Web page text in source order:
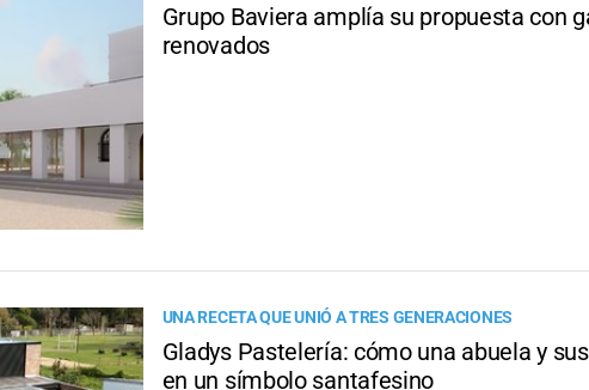
Grupo Baviera amplía su propuesta con
renovados
UNA RECETA QUE UNIÓ A TRES GENERACIONES
Gladys Pastelería: cómo una abuela y
en un símbolo santafesino